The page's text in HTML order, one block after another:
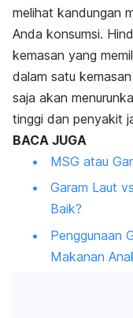
melihat kandungan
Anda konsumsi.
kemasan yang
dalam satu
saja akan
tinggi dan penyakit
BACA JUGA
MSG atau
Garam Laut
Baik?
Penggunaan
Makanan